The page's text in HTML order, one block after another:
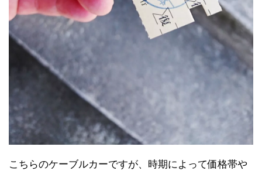
こちらのケーブルカーですが、時期によって価格帯や